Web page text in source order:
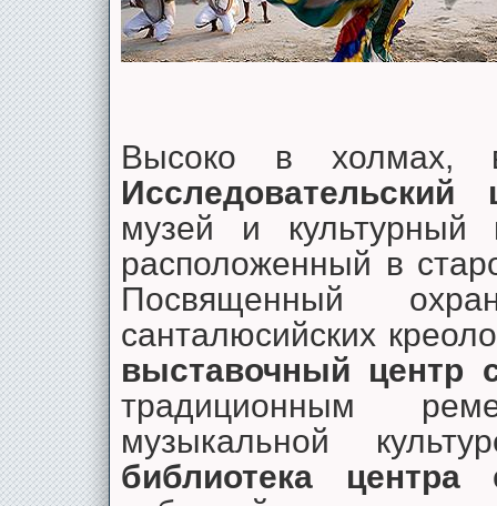
Высоко в холмах,
музей и культурный
расположенный в
Посвященный
санталюсийских
выставочный центр
традиционным
музыкальной
библиотека центра